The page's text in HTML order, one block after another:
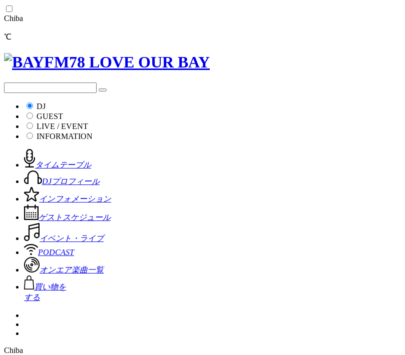
Chiba
℃
DJ
GUEST
LIVE / EVENT
INFORMATION
タイムテーブル
DJプロフィール
インフォメーション
ゲストスケジュール
イベント・ライブ
PODCAST
オンエア楽曲一覧
買い物を
する
Chiba